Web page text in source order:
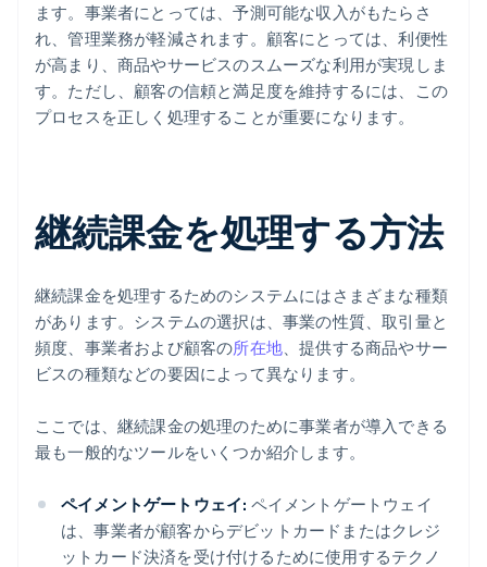
ます。事業者にとっては、予測可能な収入がもたらさ
れ、管理業務が軽減されます。顧客にとっては、利便性
が高まり、商品やサービスのスムーズな利用が実現しま
す。ただし、顧客の信頼と満足度を維持するには、この
プロセスを正しく処理することが重要になります。
継続課金を処理する方法
継続課金を処理するためのシステムにはさまざまな種類
があります。システムの選択は、事業の性質、取引量と
頻度、事業者および顧客の所在地、提供する商品やサー
ビスの種類などの要因によって異なります。
ここでは、継続課金の処理のために事業者が導入できる
最も一般的なツールをいくつか紹介します。
ペイメントゲートウェイ: ペイメントゲートウェイ
は、事業者が顧客からデビットカードまたはクレジ
ットカード決済を受け付けるために使用するテクノ